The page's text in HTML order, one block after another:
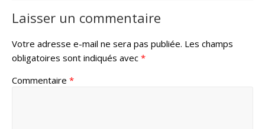
Laisser un commentaire
Votre adresse e-mail ne sera pas publiée. Les champs
obligatoires sont indiqués avec *
Commentaire *